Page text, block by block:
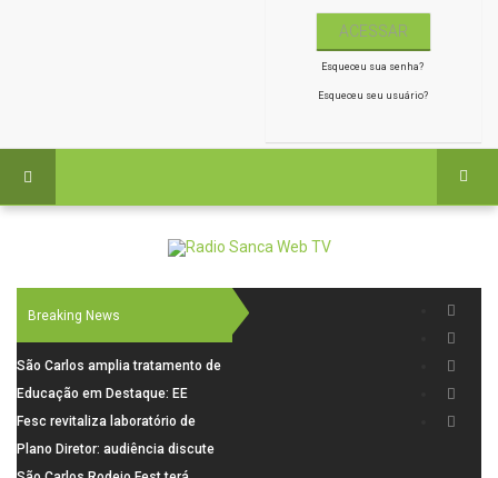
Esqueceu sua senha?
Esqueceu seu usuário?
Breaking News
São Carlos amplia tratamento de
resíduos de saúde com autoclave
de última geração
Educação em Destaque: EE
Visconde da Cunha Bueno, em
Santa Eudóxia, alcança nota 7,8
no IDEB 2025 e celebra conquista
Fesc revitaliza laboratório de
informática da Emeb Ulysses
Picolo
Plano Diretor: audiência discute